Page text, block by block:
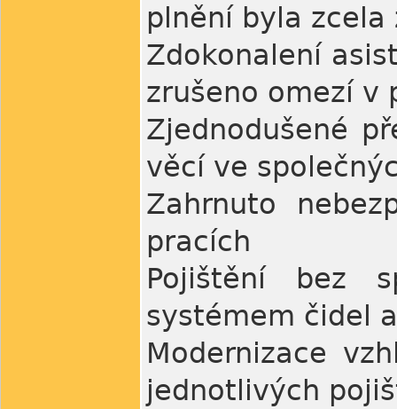
plnění byla zcela
Zdokonalení
zrušeno omezí v
Zjednodušené
věcí ve
Zahrnuto
pracích
Pojištění bez
systémem čidel
Modernizace
jednotlivých